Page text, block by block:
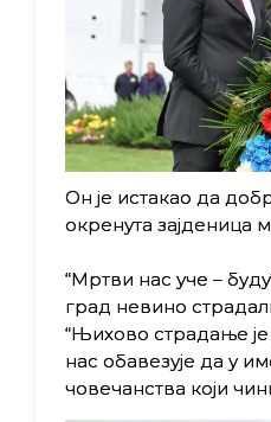
Oн jе истакао да
окренута заjденица
“Mртви нас уче –
град невино
“Њихово страдање
нас обавезуjе да у
човечанства коjи